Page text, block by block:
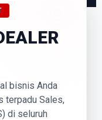
bisnis Anda
terpadu Sales,
di seluruh